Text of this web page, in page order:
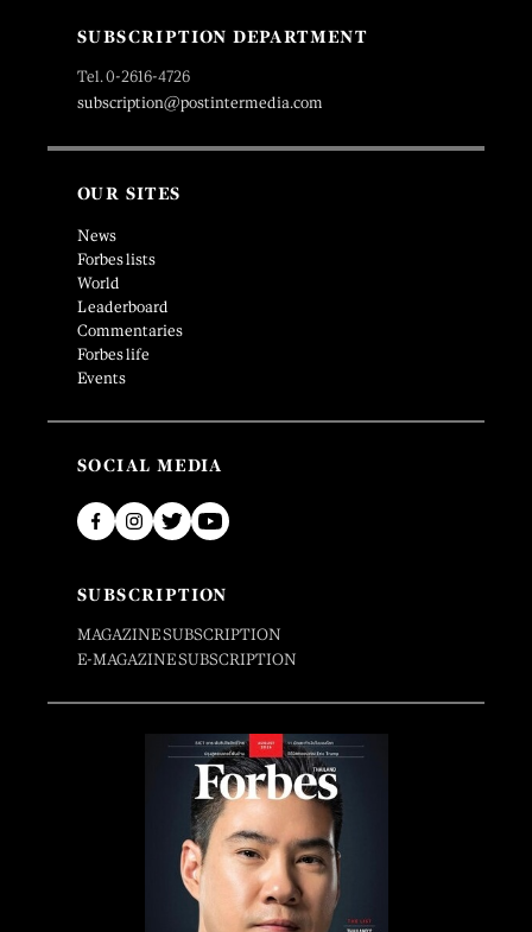
SUBSCRIPTION DEPARTMENT
Tel. 0-2616-4726
subscription@postintermedia.com
OUR SITES
News
Forbes lists
World
Leaderboard
Commentaries
Forbes life
Events
SOCIAL MEDIA
SUBSCRIPTION
MAGAZINE SUBSCRIPTION
E-MAGAZINE SUBSCRIPTION